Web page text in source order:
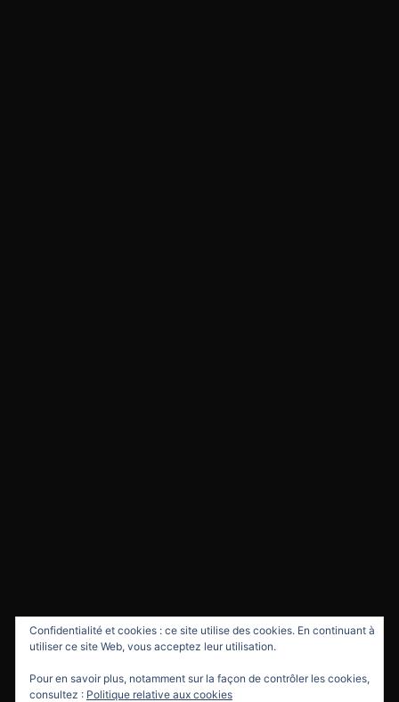
Confidentialité et cookies : ce site utilise des cookies. En continuant à
utiliser ce site Web, vous acceptez leur utilisation.
Pour en savoir plus, notamment sur la façon de contrôler les cookies,
consultez : Politique relative aux cookies